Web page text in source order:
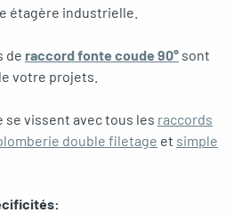
étagère industrielle.
de raccord fonte coude 90° sont
votre projets.
se vissent avec tous les raccords
double filetage et simple